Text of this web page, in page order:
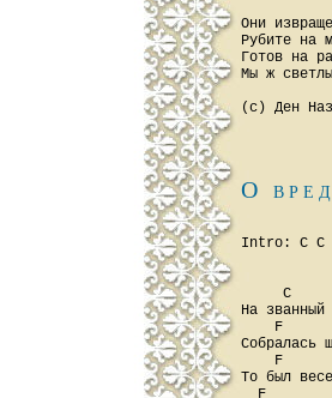
Они
Рубите на
Готов на
Мы ж
О
Intro: C C
C
На
F
Собралась
F
То был
F